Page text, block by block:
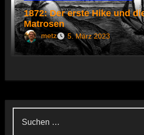
1872: Der erste Hike und
Matrosen
metz 5. März 2023